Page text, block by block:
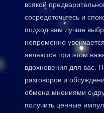
всякой
сосредоточьтесь и
подход вам лучше
непременно
являются при этом
вдохновения для вас.
разговоров и
обмена мнениями с
получить ценные